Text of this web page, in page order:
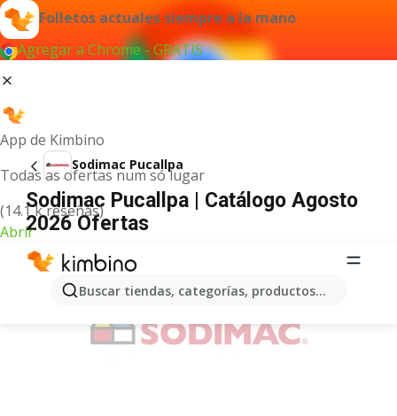
Folletos actuales siempre a la mano
Agregar a Chrome - GRATIS
App de Kimbino
Todas as ofertas num só lugar
(14.1 k reseñas)
Abrir
Buscar tiendas, categorías, productos...
Sodimac Pucallpa
Sodimac Pucallpa | Catálogo Agosto
2026 Ofertas